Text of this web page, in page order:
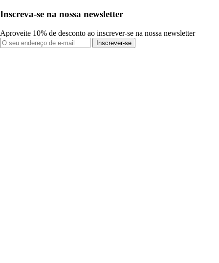
Inscreva-se na nossa newsletter
Aproveite 10% de desconto ao inscrever-se na nossa newsletter
Inscrever-se